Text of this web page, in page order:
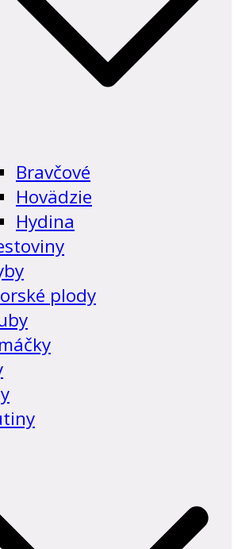
Bravčové
Hovädzie
Hydina
plody